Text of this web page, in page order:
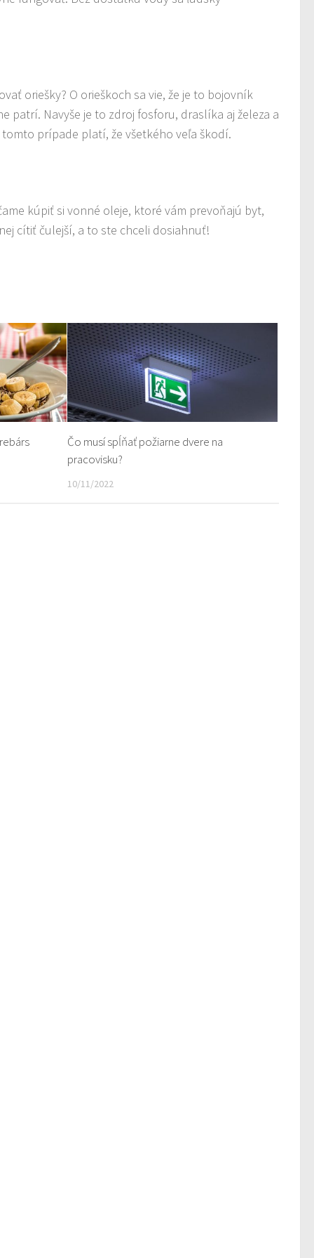
oriešky? O orieškoch sa vie, že je to bojovník
patrí. Navyše je to zdroj fosforu, draslíka aj železa a
prípade platí, že všetkého veľa škodí.
kúpiť si vonné oleje, ktoré vám prevoňajú byt,
cítiť čulejší, a to ste chceli dosiahnuť!
Čo musí spĺňať požiarne dvere na
pracovisku?
10/11/2022